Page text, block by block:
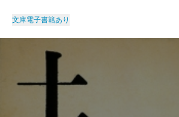
文庫電子書籍あり